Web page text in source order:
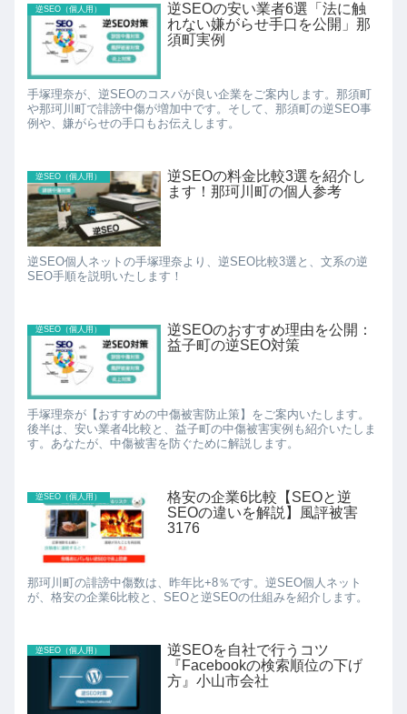
逆SEO（個人用）
逆SEOの安い業者6選「法に触
れない嫌がらせ手口を公開」那
須町実例
手塚理奈が、逆SEOのコスパが良い企業をご案内します。那須町
や那珂川町で誹謗中傷が増加中です。そして、那須町の逆SEO事
例や、嫌がらせの手口もお伝えします。
逆SEO（個人用）
逆SEOの料金比較3選を紹介し
ます！那珂川町の個人参考
逆SEO個人ネットの手塚理奈より、逆SEO比較3選と、文系の逆
SEO手順を説明いたします！
逆SEO（個人用）
逆SEOのおすすめ理由を公開：
益子町の逆SEO対策
手塚理奈が【おすすめの中傷被害防止策】をご案内いたします。
後半は、安い業者4比較と、益子町の中傷被害実例も紹介いたしま
す。あなたが、中傷被害を防ぐために解説します。
逆SEO（個人用）
格安の企業6比較【SEOと逆
SEOの違いを解説】風評被害
3176
那珂川町の誹謗中傷数は、昨年比+8％です。逆SEO個人ネット
が、格安の企業6比較と、SEOと逆SEOの仕組みを紹介します。
逆SEO（個人用）
逆SEOを自社で行うコツ
『Facebookの検索順位の下げ
方』小山市会社